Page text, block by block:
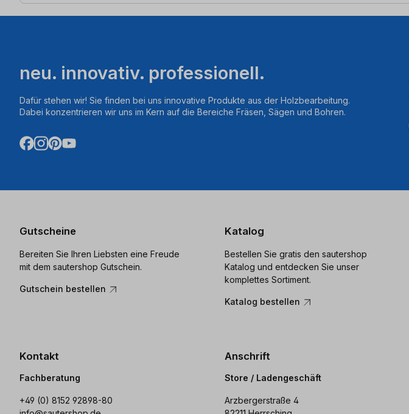
neu. innovativ. professionell.
Dafür stehen wir! Sie finden bei uns innovative Produkte aus der Holzbearbeitung.
Dabei konzentrieren wir uns im Kern auf die Bereiche Fräsen, Sägen und Bohren.
Gutscheine
Bereiten Sie Ihren Liebsten eine Freude
mit dem sautershop Gutschein.
Gutschein bestellen
Katalog
Bestellen Sie gratis den sautershop
Katalog und entdecken Sie unser
komplettes Sortiment.
Katalog bestellen
Kontakt
Fachberatung
+49 (0) 8152 92898-80
Anschrift
Store / Ladengeschäft
Arzbergerstraße 4